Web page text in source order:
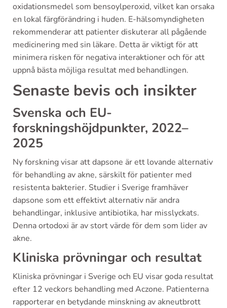
oxidationsmedel som bensoylperoxid, vilket kan orsaka
en lokal färgförändring i huden. E-hälsomyndigheten
rekommenderar att patienter diskuterar all pågående
medicinering med sin läkare. Detta är viktigt för att
minimera risken för negativa interaktioner och för att
uppnå bästa möjliga resultat med behandlingen.
Senaste bevis och insikter
Svenska och EU-
forskningshöjdpunkter, 2022–
2025
Ny forskning visar att dapsone är ett lovande alternativ
för behandling av akne, särskilt för patienter med
resistenta bakterier. Studier i Sverige framhäver
dapsone som ett effektivt alternativ när andra
behandlingar, inklusive antibiotika, har misslyckats.
Denna ortodoxi är av stort värde för dem som lider av
akne.
Kliniska prövningar och resultat
Kliniska prövningar i Sverige och EU visar goda resultat
efter 12 veckors behandling med Aczone. Patienterna
rapporterar en betydande minskning av akneutbrott